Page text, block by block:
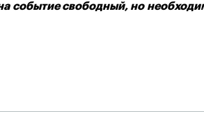
событие свободный, но